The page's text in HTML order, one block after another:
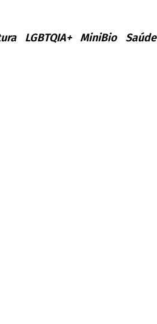
LGBTQIA+ MiniBio Saúde